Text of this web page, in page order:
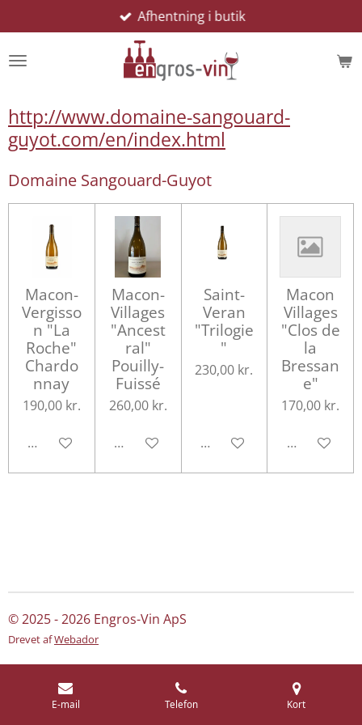
til
hovedindhold
Afhentning i butik
http://www.domaine-sangouard-
guyot.com/en/index.html
Domaine Sangouard-Guyot
Macon-
Vergisso
n "La
Roche"
Chardo
nnay
190,00 kr.
Tilføj til kurv
Macon-
Villages
"Ancest
ral"
Pouilly-
Fuissé
260,00 kr.
Tilføj til kurv
Saint-
Veran
"Trilogie
"
230,00 kr.
Tilføj til kurv
Macon
Villages
"Clos de
la
Bressan
e"
170,00 kr.
Tilføj til kurv
© 2025 - 2026 Engros-Vin ApS
Drevet afWebador
E-mail Telefon Kort